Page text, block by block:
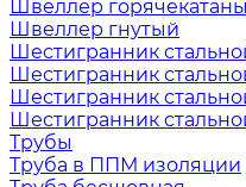
Швеллер
Швеллер гнутый
Шестигранник
Шестигранник
Шестигранник
Шестигранник
Трубы
Труба в ППМ изоляции